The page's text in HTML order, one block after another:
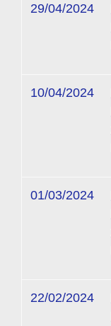
29/04/2024
10/04/2024
01/03/2024
22/02/2024